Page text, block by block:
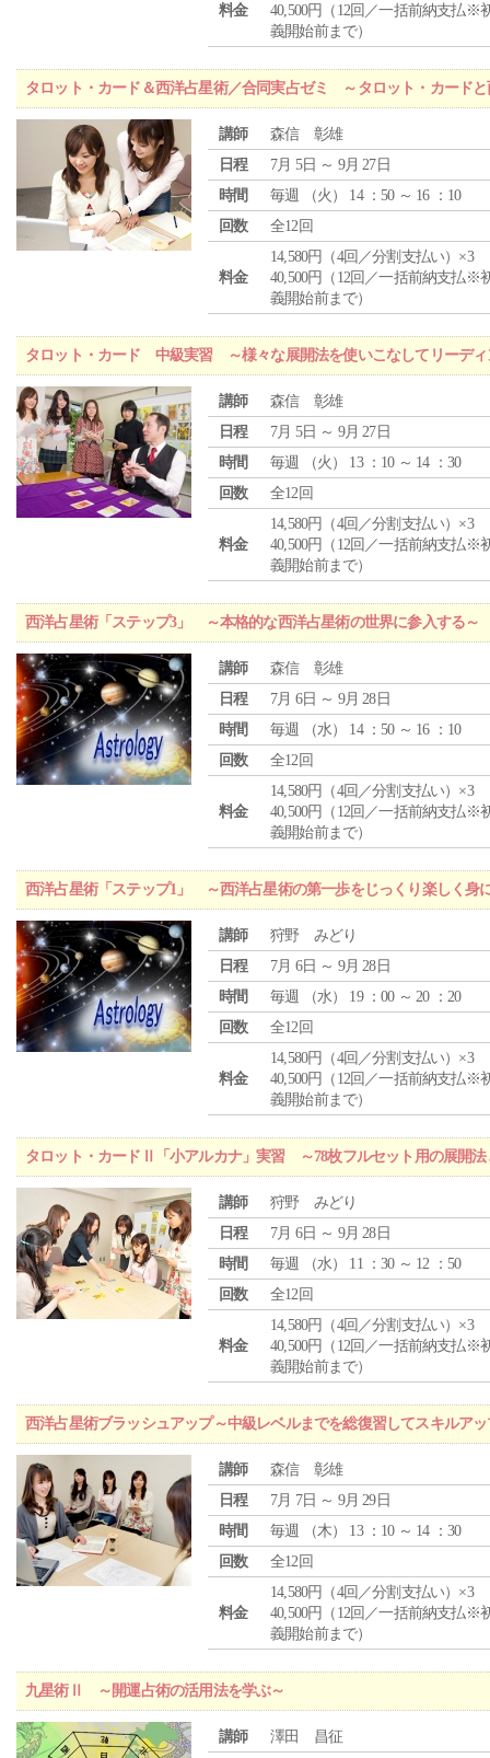
料金
40,500円（12回／一括前納支払※
義開始前まで）
タロット・カード＆西洋占星術／合同実占ゼミ ～タロット・カード
講師
森信 彰雄
日程
7月 5日 ～ 9月 27日
時間
毎週 （火 ） 14 ：50 ～ 16 ：10
回数
全12回
料金
14,580円（4回／分割支払い）×3
40,500円（12回／一括前納支払※
義開始前まで）
タロット・カード 中級実習 ～様々な展開法を使いこなしてリーディ
講師
森信 彰雄
日程
7月 5日 ～ 9月 27日
時間
毎週 （火 ） 13 ：10 ～ 14 ：30
回数
全12回
料金
14,580円（4回／分割支払い）×3
40,500円（12回／一括前納支払※
義開始前まで）
西洋占星術「ステップ3」 ～本格的な西洋占星術の世界に参入する～
講師
森信 彰雄
日程
7月 6日 ～ 9月 28日
時間
毎週 （水） 14 ：50 ～ 16 ：10
回数
全12回
料金
14,580円（4回／分割支払い）×3
40,500円（12回／一括前納支払※
義開始前まで）
西洋占星術「ステップ1」 ～西洋占星術の第一歩をじっくり楽しく身
講師
狩野 みどり
日程
7月 6日 ～ 9月 28日
時間
毎週 （水） 19 ：00 ～ 20 ：20
回数
全12回
料金
14,580円（4回／分割支払い）×3
40,500円（12回／一括前納支払※
義開始前まで）
タロット・カードⅡ「小アルカナ」実習 ～78枚フルセット用の展開法
講師
狩野 みどり
日程
7月 6日 ～ 9月 28日
時間
毎週 （水） 11 ：30 ～ 12 ：50
回数
全12回
料金
14,580円（4回／分割支払い）×3
40,500円（12回／一括前納支払※
義開始前まで）
西洋占星術ブラッシュアップ～中級レベルまでを総復習してスキルア
講師
森信 彰雄
日程
7月 7日 ～ 9月 29日
時間
毎週 （木） 13 ：10 ～ 14 ：30
回数
全12回
料金
14,580円（4回／分割支払い）×3
40,500円（12回／一括前納支払※
義開始前まで）
九星術Ⅱ ～開運占術の活用法を学ぶ～
講師
澤田 昌征